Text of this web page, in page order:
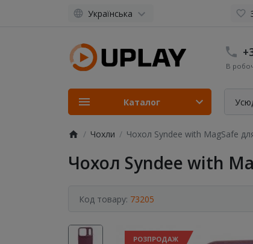
Українська
В
Каталог
Чохли Чохол Syndee with MagSafe
Чохол Syndee with
Код товару: 73205
РОЗПРОДАЖ